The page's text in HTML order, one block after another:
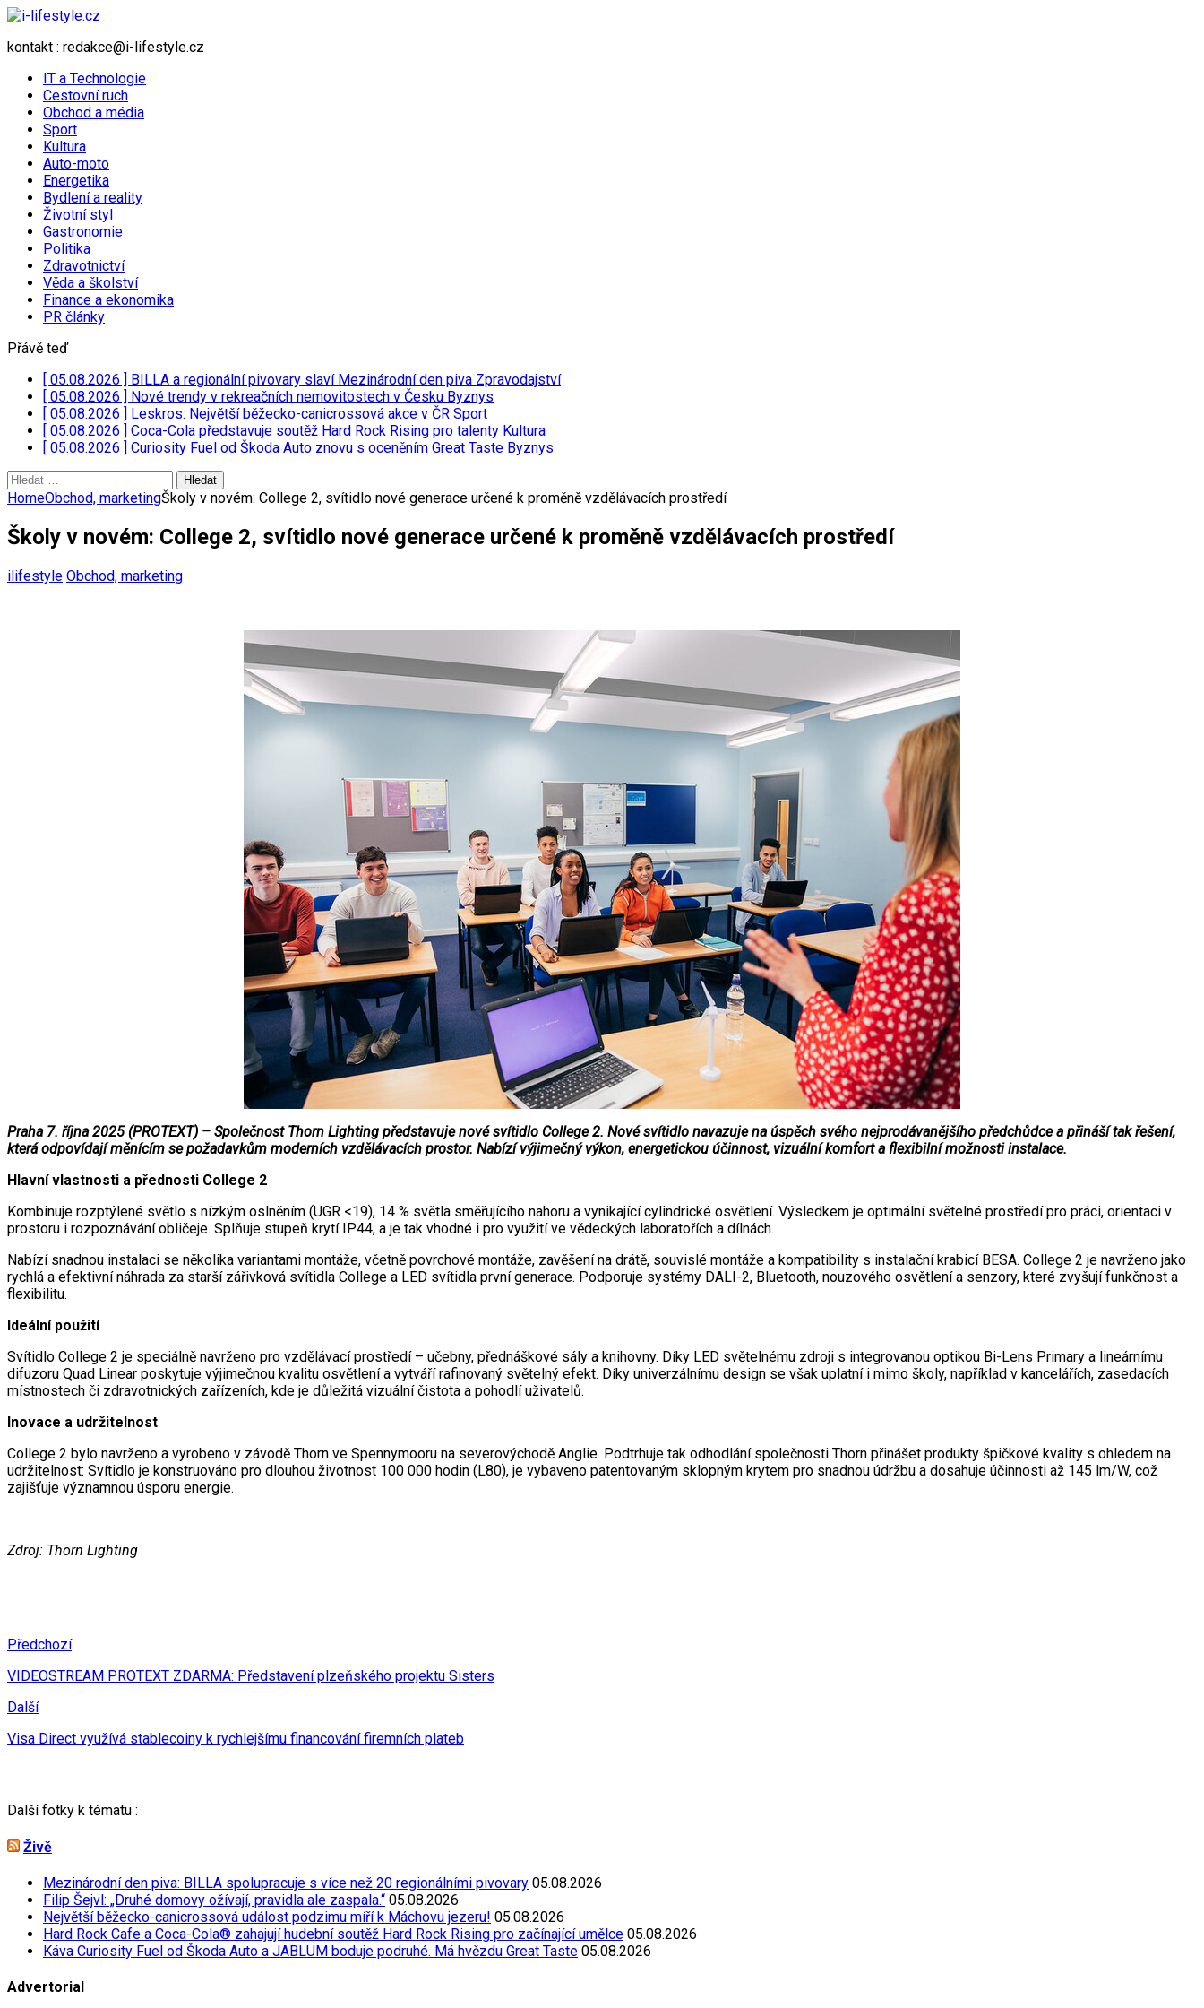
kontakt : redakce@i-lifestyle.cz
IT a Technologie
Cestovní ruch
Obchod a média
Sport
Kultura
Auto-moto
Energetika
Bydlení a reality
Životní styl
Gastronomie
Politika
Zdravotnictví
Věda a školství
Finance a ekonomika
PR články
Přávě teď
[ 05.08.2026 ] BILLA a regionální pivovary slaví Mezinárodní den piva Zpravodajství
[ 05.08.2026 ] Nové trendy v rekreačních nemovitostech v Česku Byznys
[ 05.08.2026 ] Leskros: Největší běžecko-canicrossová akce v ČR Sport
[ 05.08.2026 ] Coca-Cola představuje soutěž Hard Rock Rising pro talenty Kultura
[ 05.08.2026 ] Curiosity Fuel od Škoda Auto znovu s oceněním Great Taste Byznys
Vyhledávání
HomeObchod, marketingŠkoly v novém: College 2, svítidlo nové generace určené k proměně vzdělávacích prostředí
Školy v novém: College 2, svítidlo nové generace určené k proměně vzdělávacích prostředí
ilifestyle Obchod, marketing
Praha 7. října 2025 (PROTEXT) – Společnost Thorn Lighting představuje nové svítidlo College 2. Nové svítidlo navazuje na úspěch svého nejprodávanějšího předchůdce a přináší tak řešení,
která odpovídají měnícím se požadavkům moderních vzdělávacích prostor. Nabízí výjimečný výkon, energetickou účinnost, vizuální komfort a flexibilní možnosti instalace.
Hlavní vlastnosti a přednosti College 2
Kombinuje rozptýlené světlo s nízkým oslněním (UGR <19), 14 % světla směřujícího nahoru a vynikající cylindrické osvětlení. Výsledkem je optimální světelné prostředí pro práci, orientaci v
prostoru i rozpoznávání obličeje. Splňuje stupeň krytí IP44, a je tak vhodné i pro využití ve vědeckých laboratořích a dílnách.
Nabízí snadnou instalaci se několika variantami montáže, včetně povrchové montáže, zavěšení na drátě, souvislé montáže a kompatibility s instalační krabicí BESA. College 2 je navrženo jako
rychlá a efektivní náhrada za starší zářivková svítidla College a LED svítidla první generace. Podporuje systémy DALI-2, Bluetooth, nouzového osvětlení a senzory, které zvyšují funkčnost a
flexibilitu.
Ideální použití
Svítidlo College 2 je speciálně navrženo pro vzdělávací prostředí – učebny, přednáškové sály a knihovny. Díky LED světelnému zdroji s integrovanou optikou Bi-Lens Primary a lineárnímu
difuzoru Quad Linear poskytuje výjimečnou kvalitu osvětlení a vytváří rafinovaný světelný efekt. Díky univerzálnímu design se však uplatní i mimo školy, například v kancelářích, zasedacích
místnostech či zdravotnických zařízeních, kde je důležitá vizuální čistota a pohodlí uživatelů.
Inovace a udržitelnost
College 2 bylo navrženo a vyrobeno v závodě Thorn ve Spennymooru na severovýchodě Anglie. Podtrhuje tak odhodlání společnosti Thorn přinášet produkty špičkové kvality s ohledem na
udržitelnost: Svítidlo je konstruováno pro dlouhou životnost 100 000 hodin (L80), je vybaveno patentovaným sklopným krytem pro snadnou údržbu a dosahuje účinnosti až 145 lm/W, což
zajišťuje významnou úsporu energie.
Zdroj: Thorn Lighting
Předchozí
VIDEOSTREAM PROTEXT ZDARMA: Představení plzeňského projektu Sisters
Další
Visa Direct využívá stablecoiny k rychlejšímu financování firemních plateb
Další fotky k tématu :
Živě
Mezinárodní den piva: BILLA spolupracuje s více než 20 regionálními pivovary 05.08.2026
Filip Šejvl: „Druhé domovy ožívají, pravidla ale zaspala.“ 05.08.2026
Největší běžecko-canicrossová událost podzimu míří k Máchovu jezeru! 05.08.2026
Hard Rock Cafe a Coca-Cola® zahajují hudební soutěž Hard Rock Rising pro začínající umělce 05.08.2026
Káva Curiosity Fuel od Škoda Auto a JABLUM boduje podruhé. Má hvězdu Great Taste 05.08.2026
Advertorial